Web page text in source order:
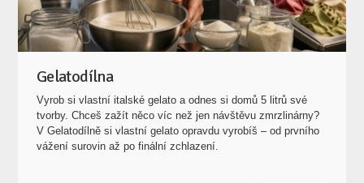
Gelatodílna
Vyrob si vlastní italské gelato a odnes si domů 5 litrů své
tvorby. Chceš zažít něco víc než jen návštěvu zmrzlinárny?
V Gelatodílně si vlastní gelato opravdu vyrobíš – od prvního
vážení surovin až po finální zchlazení.